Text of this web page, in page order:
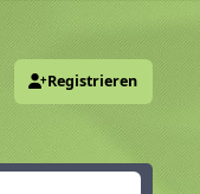
Registrieren